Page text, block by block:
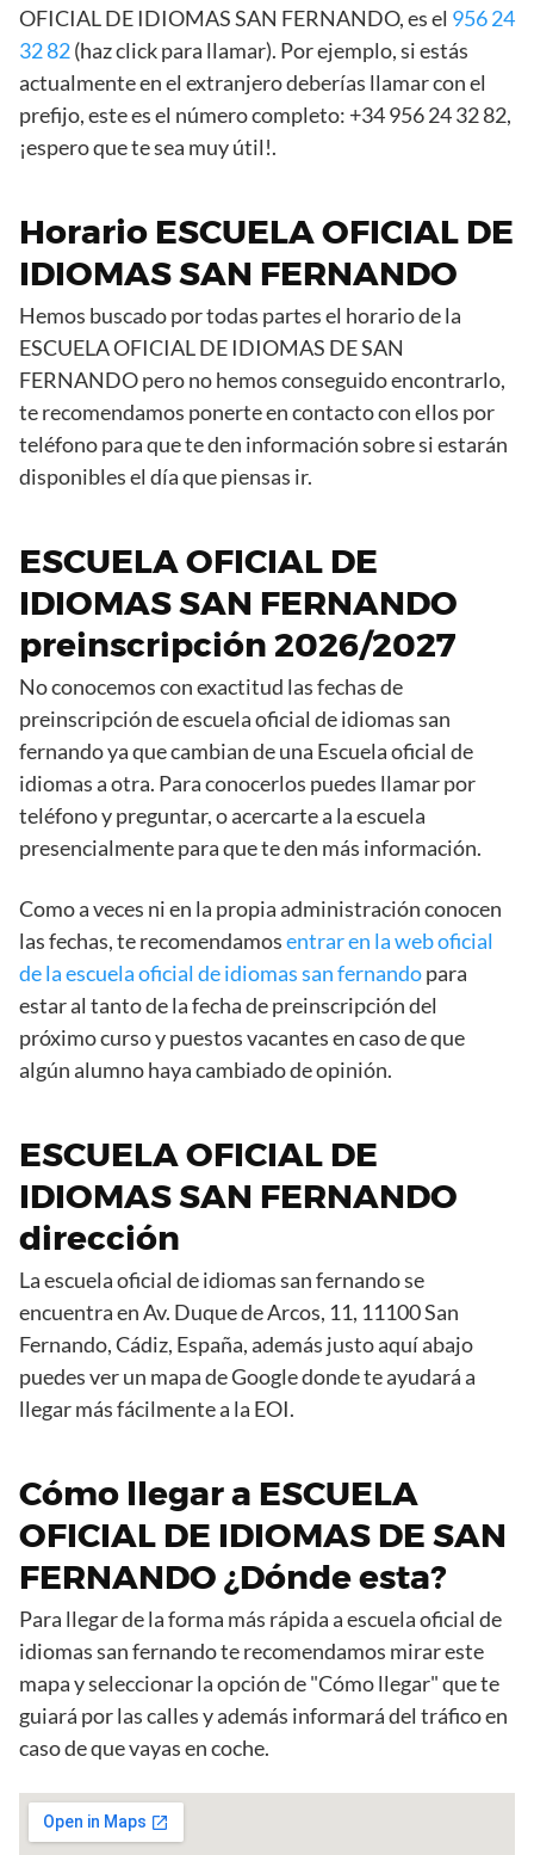
OFICIAL DE IDIOMAS SAN FERNANDO, es el 956 24
32 82(haz click para llamar). Por ejemplo, si estás
actualmente en el extranjero deberías llamar con el
prefijo, este es el número completo: +34 956 24 32 82,
¡espero que te sea muy útil!.
Horario ESCUELA OFICIAL DE
IDIOMAS SAN FERNANDO
Hemos buscado por todas partes el horario de la
ESCUELA OFICIAL DE IDIOMAS DE SAN
FERNANDO pero no hemos conseguido encontrarlo,
te recomendamos ponerte en contacto con ellos por
teléfono para que te den información sobre si estarán
disponibles el día que piensas ir.
ESCUELA OFICIAL DE
IDIOMAS SAN FERNANDO
preinscripción 2026/2027
No conocemos con exactitud las fechas de
preinscripción de escuela oficial de idiomas san
fernando ya que cambian de una Escuela oficial de
idiomas a otra. Para conocerlos puedes llamar por
teléfono y preguntar, o acercarte a la escuela
presencialmente para que te den más información.
Como a veces ni en la propia administración conocen
las fechas, te recomendamosentrar en la web oficial
de la escuela oficial de idiomas san fernandopara
estar al tanto de la fecha de preinscripción del
próximo curso y puestos vacantes en caso de que
algún alumno haya cambiado de opinión.
ESCUELA OFICIAL DE
IDIOMAS SAN FERNANDO
dirección
La escuela oficial de idiomas san fernando se
encuentra en Av. Duque de Arcos, 11, 11100 San
Fernando, Cádiz, España, además justo aquí abajo
puedes ver un mapa de Google donde te ayudará a
llegar más fácilmente a la EOI.
Cómo llegar a ESCUELA
OFICIAL DE IDIOMAS DE SAN
FERNANDO ¿Dónde esta?
Para llegar de la forma más rápida a escuela oficial de
idiomas san fernando te recomendamos mirar este
mapa y seleccionar la opción de "Cómo llegar" que te
guiará por las calles y además informará del tráfico en
caso de que vayas en coche.